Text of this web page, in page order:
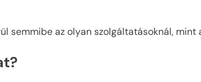
az olyan szolgáltatásoknál, mint